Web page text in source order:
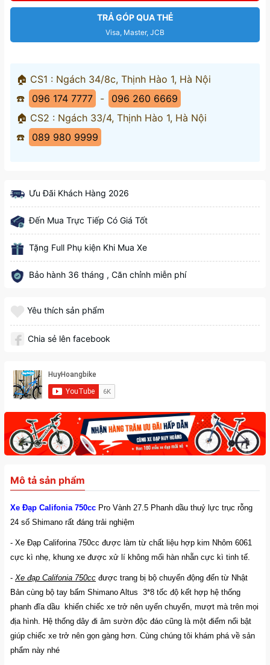
TRẢ GÓP QUA THẺ
Visa, Master, JCB
🏠 CS1 : Ngách 34/8c, Thịnh Hào 1, Hà Nội
☎️
096 174 7777 -
096 260 6669
🏠 CS2 : Ngách 33/4, Thịnh Hào 1, Hà Nội
☎️
089 980 9999
Ưu Đãi Khách Hàng 2026
Đến Mua Trực Tiếp Có Giá Tốt
Tặng Full Phụ kiện Khi Mua Xe
Bảo hành 36 tháng , Căn chỉnh miễn phí
Yêu thích sản phẩm
Chia sẻ lên facebook
Mô tả sản phẩm
Xe Đạp Califonia 750cc Pro Vành 27.5 Phanh dầu thuỷ lực trục rỗng
24 số Shimano rất đáng trải nghiệm
- Xe Đạp Califorina 750cc được làm từ chất liệu hợp kim Nhôm 6061
cực kì nhẹ, khung xe được xử lí không mối hàn nhẵn cực kì tinh tế.
- Xe đạp Califonia 750cc được trang bị bộ chuyển động đến từ Nhật
Bản cùng bộ tay bấm Shimano Altus 3*8 tốc độ kết hợp hệ thống
phanh đĩa dầu khiến chiếc xe trở nên uyển chuyển, mượt mà trên mọi
địa hình. Hệ thống dây đi âm sườn độc đáo cũng là một điểm nổi bật
giúp chiếc xe trở nên gọn gàng hơn. Cùng chúng tôi khám phá về sản
phẩm này nhé